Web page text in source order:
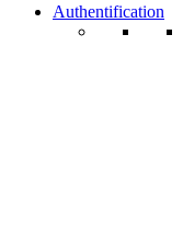
Authentification